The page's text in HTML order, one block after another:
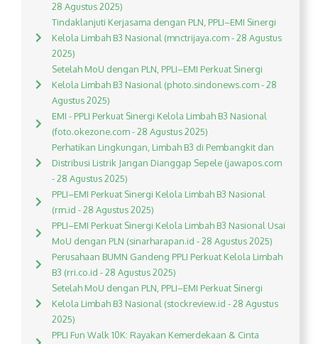
28 Agustus 2025)
Tindaklanjuti Kerjasama dengan PLN, PPLI–EMI Sinergi
Kelola Limbah B3 Nasional (mnctrijaya.com - 28 Agustus
2025)
Setelah MoU dengan PLN, PPLI–EMI Perkuat Sinergi
Kelola Limbah B3 Nasional (photo.sindonews.com - 28
Agustus 2025)
EMI - PPLI Perkuat Sinergi Kelola Limbah B3 Nasional
(foto.okezone.com - 28 Agustus 2025)
Perhatikan Lingkungan, Limbah B3 di Pembangkit dan
Distribusi Listrik Jangan Dianggap Sepele (jawapos.com
- 28 Agustus 2025)
PPLI–EMI Perkuat Sinergi Kelola Limbah B3 Nasional
(rm.id - 28 Agustus 2025)
PPLI–EMI Perkuat Sinergi Kelola Limbah B3 Nasional Usai
MoU dengan PLN (sinarharapan.id - 28 Agustus 2025)
Perusahaan BUMN Gandeng PPLI Perkuat Kelola Limbah
B3 (rri.co.id - 28 Agustus 2025)
Setelah MoU dengan PLN, PPLI–EMI Perkuat Sinergi
Kelola Limbah B3 Nasional (stockreview.id - 28 Agustus
2025)
PPLI Fun Walk 10K: Rayakan Kemerdekaan & Cinta